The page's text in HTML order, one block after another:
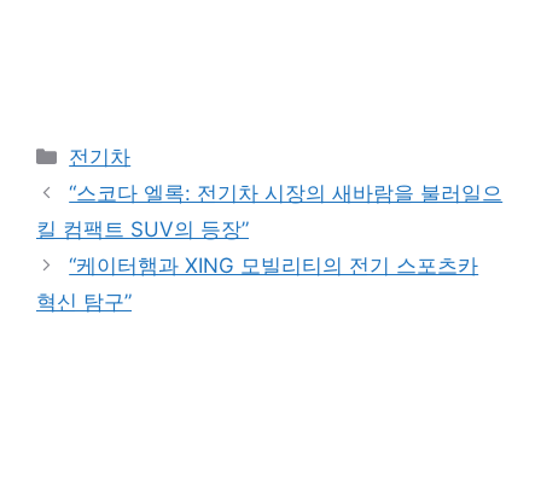
Categories
전기차
“스코다 엘록: 전기차 시장의 새바람을 불러일으
킬 컴팩트 SUV의 등장”
“케이터햄과 XING 모빌리티의 전기 스포츠카
혁신 탐구”